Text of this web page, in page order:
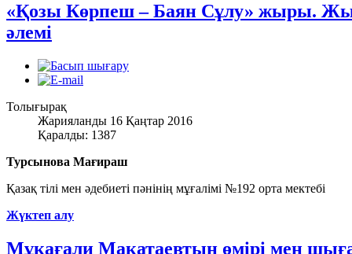
«Қозы Көрпеш – Баян Сұлу» жыры.
әлемі
Толығырақ
Жарияланды 16 Қаңтар 2016
Қаралды: 1387
Турсынова Мағираш
Қазақ тілі мен әдебиеті пәнінің мұғалімі №192 орта мектебі
Жүктеп алу
Мұқағали Мақатаевтың өмірі мен